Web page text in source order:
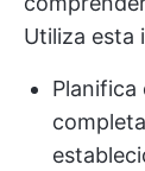
Utiliza esta
Planifica